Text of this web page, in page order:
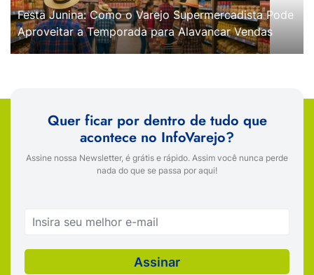
Festa Junina: Como o Varejo Supermercadista Pode
Aproveitar a Temporada para Alavancar Vendas
Quer ficar por dentro de tudo que
acontece no InfoVarejo?
Assine nossa Newsletter, é grátis e rápido. Assim você nunca perde
nada do que se passa por aqui!